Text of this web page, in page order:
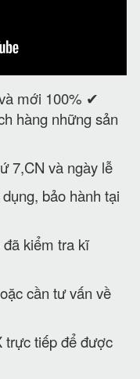
mới 100% ✔
hàng những sản
7,CN và ngày lễ
bảo hành tại
kiểm tra kĩ
cần tư vấn về
trực tiếp để được